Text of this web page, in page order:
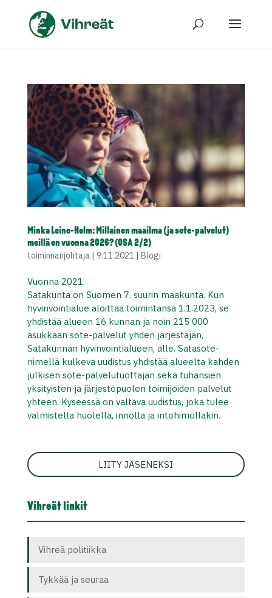
Minka Leino-Holm: Millainen maailma (ja sote-palvelut)
meillä on vuonna 2026? (OSA 2/2)
toiminnanjohtaja | 9.11.2021 | Blogi
Vuonna 2021
Satakunta on Suomen 7. suurin maakunta. Kun
hyvinvointialue aloittaa toimintansa 1.1.2023, se
yhdistää alueen 16 kunnan ja noin 215 000
asukkaan sote-palvelut yhden järjestäjän,
Satakunnan hyvinvointialueen, alle. Satasote-
nimellä kulkeva uudistus yhdistää alueelta kahden
julkisen sote-palvelutuottajan sekä tuhansien
yksityisten ja järjestöpuolen toimijoiden palvelut
yhteen. Kyseessä on valtava uudistus, joka tulee
valmistella huolella, innolla ja intohimollakin.
LIITY JÄSENEKSI
Vihreät linkit
Vihreä politiikka
Tykkää ja seuraa